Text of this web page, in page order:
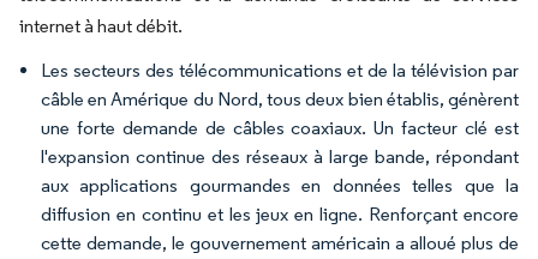
internet à haut débit.
Les secteurs des télécommunications et de la télévision par
câble en Amérique du Nord, tous deux bien établis, génèrent
une forte demande de câbles coaxiaux. Un facteur clé est
l'expansion continue des réseaux à large bande, répondant
aux applications gourmandes en données telles que la
diffusion en continu et les jeux en ligne. Renforçant encore
cette demande, le gouvernement américain a alloué plus de